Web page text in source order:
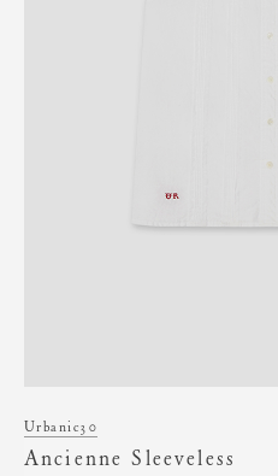
Urbanic30
Ancienne Sleeveless